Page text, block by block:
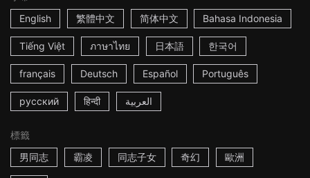
English
繁體中文 简体中文 Bahasa Indonesia
Tiếng Việt ภาษาไทย 日本語 한국어
français Deutsch Español Português
русский हिन्दी العربية
標籤
男同志
霸凌 同志子女 奇幻 歐洲